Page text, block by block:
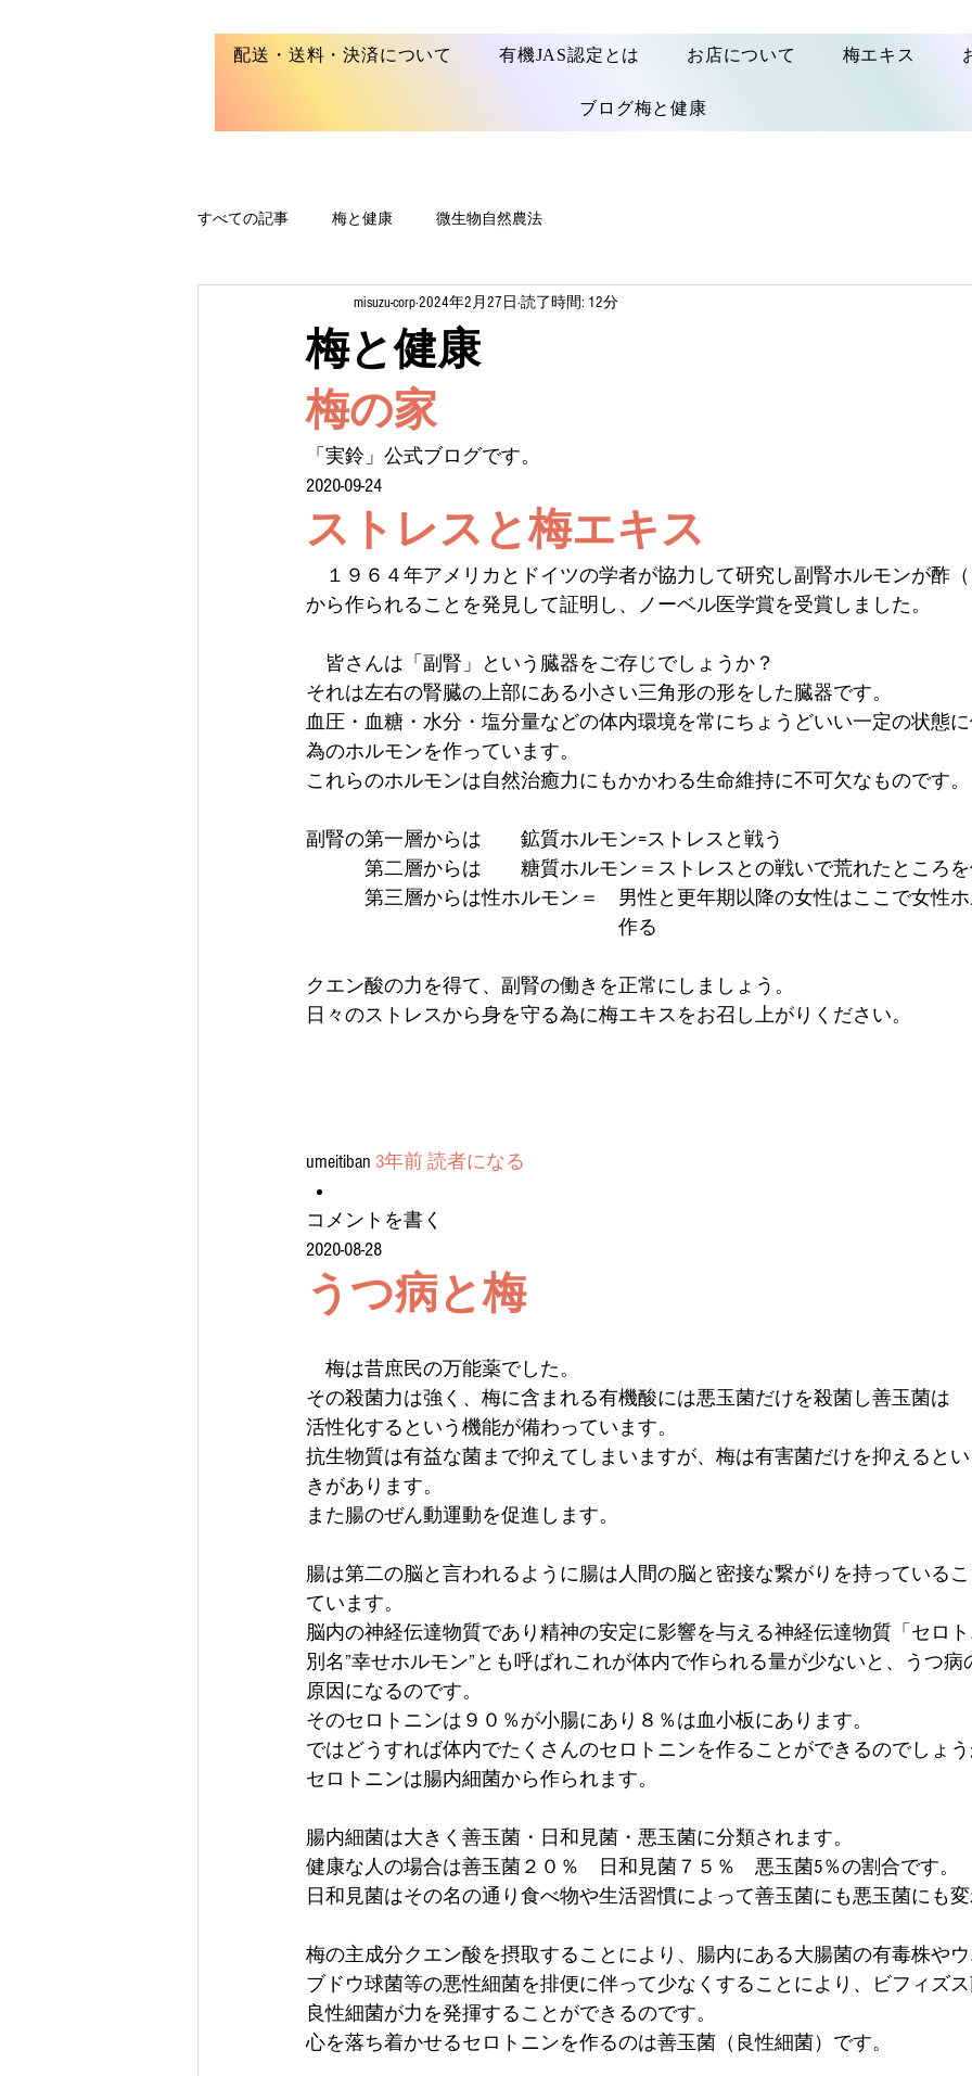
配送・送料・決済について 有機JAS認定とは お店について 梅エキス
ブログ梅と健康
すべての記事 梅と健康 微生物自然農法
梅と健康
misuzu-corp2024年2月27日 読了時間: 12分
梅の家
「実鈴」公式ブログです。
2020-09-24
ストレスと梅エキス
１９６４年アメリカとドイツの学者が協力して研究し副腎ホルモンが酢（
から作られることを発見して証明し、ノーベル医学賞を受賞しました。
皆さんは「副腎」という臓器をご存じでしょうか？
それは左右の腎臓の上部にある小さい三角形の形をした臓器です。
血圧・血糖・水分・塩分量などの体内環境を常にちょうどいい一定の状態
為のホルモンを作っています。
これらのホルモンは自然治癒力にもかかわる生命維持に不可欠なものです。
副腎の第一層からは　　鉱質ホルモン=ストレスと戦う
第二層からは　　糖質ホルモン＝ストレスとの戦いで荒れたところを
第三層からは性ホルモン＝　男性と更年期以降の女性はここで女性ホ
作る
クエン酸の力を得て、副腎の働きを正常にしましょう。
日々のストレスから身を守る為に梅エキスをお召し上がりください。
umeitiban 3年前 読者になる
コメントを書く
2020-08-28
うつ病と梅
梅は昔庶民の万能薬でした。
その殺菌力は強く、梅に含まれる有機酸には悪玉菌だけを殺菌し善玉菌は
活性化するという機能が備わっています。
抗生物質は有益な菌まで抑えてしまいますが、梅は有害菌だけを抑えると
きがあります。
また腸のぜん動運動を促進します。
腸は第二の脳と言われるように腸は人間の脳と密接な繋がりを持っている
ています。
脳内の神経伝達物質であり精神の安定に影響を与える神経伝達物質「セロ
別名”幸せホルモン”とも呼ばれこれが体内で作られる量が少ないと、うつ病
原因になるのです。
そのセロトニンは９０％が小腸にあり８％は血小板にあります。
ではどうすれば体内でたくさんのセロトニンを作ることができるのでしょう
セロトニンは腸内細菌から作られます。
腸内細菌は大きく善玉菌・日和見菌・悪玉菌に分類されます。
健康な人の場合は善玉菌２０％　日和見菌７５％　悪玉菌5％の割合です。
日和見菌はその名の通り食べ物や生活習慣によって善玉菌にも悪玉菌にも変
梅の主成分クエン酸を摂取することにより、腸内にある大腸菌の有毒株や
ブドウ球菌等の悪性細菌を排便に伴って少なくすることにより、ビフィズ
良性細菌が力を発揮することができるのです。
心を落ち着かせるセロトニンを作るのは善玉菌（良性細菌）です。